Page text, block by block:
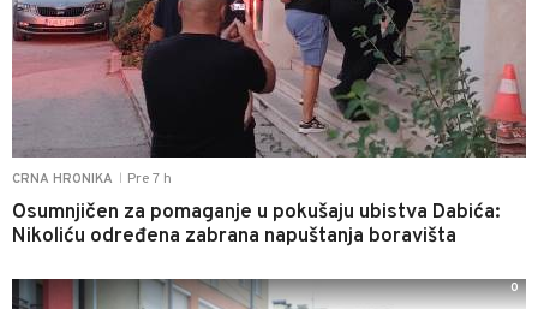
CRNA HRONIKA Pre 7 h
Osumnjičen za pomaganje u pokušaju ubistva Dabića:
Nikoliću određena zabrana napuštanja boravišta
0